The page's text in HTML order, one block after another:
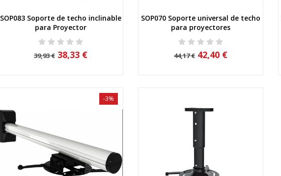
Vista rápida
SOP083 Soporte de techo inclinable
para Proyector
39,93 € 38,33 €
Vista rápida
SOP070 Soporte universal de techo
para proyectores
44,17 € 42,40 €
-3%